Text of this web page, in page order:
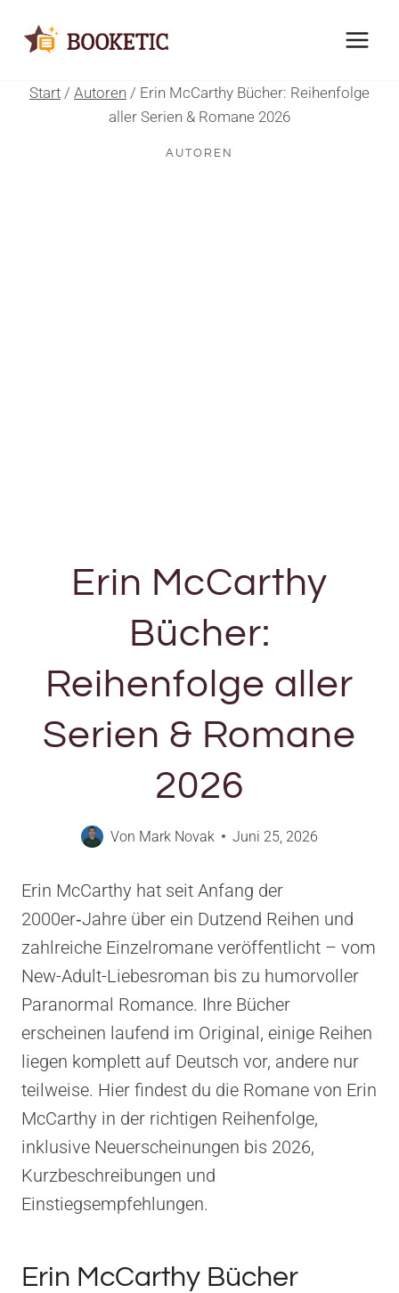
Inhalt
Start / Autoren / Erin McCarthy Bücher: Reihenfolge
aller Serien & Romane 2026
AUTOREN
Erin McCarthy
Bücher:
Reihenfolge aller
Serien & Romane
2026
Von Mark Novak Juni 25, 2026
Erin McCarthy hat seit Anfang der
2000er‑Jahre über ein Dutzend Reihen und
zahlreiche Einzelromane veröffentlicht – vom
New-Adult-Liebesroman bis zu humorvoller
Paranormal Romance. Ihre Bücher
erscheinen laufend im Original, einige Reihen
liegen komplett auf Deutsch vor, andere nur
teilweise. Hier findest du die Romane von Erin
McCarthy in der richtigen Reihenfolge,
inklusive Neuerscheinungen bis 2026,
Kurzbeschreibungen und
Einstiegsempfehlungen.
Erin McCarthy Bücher